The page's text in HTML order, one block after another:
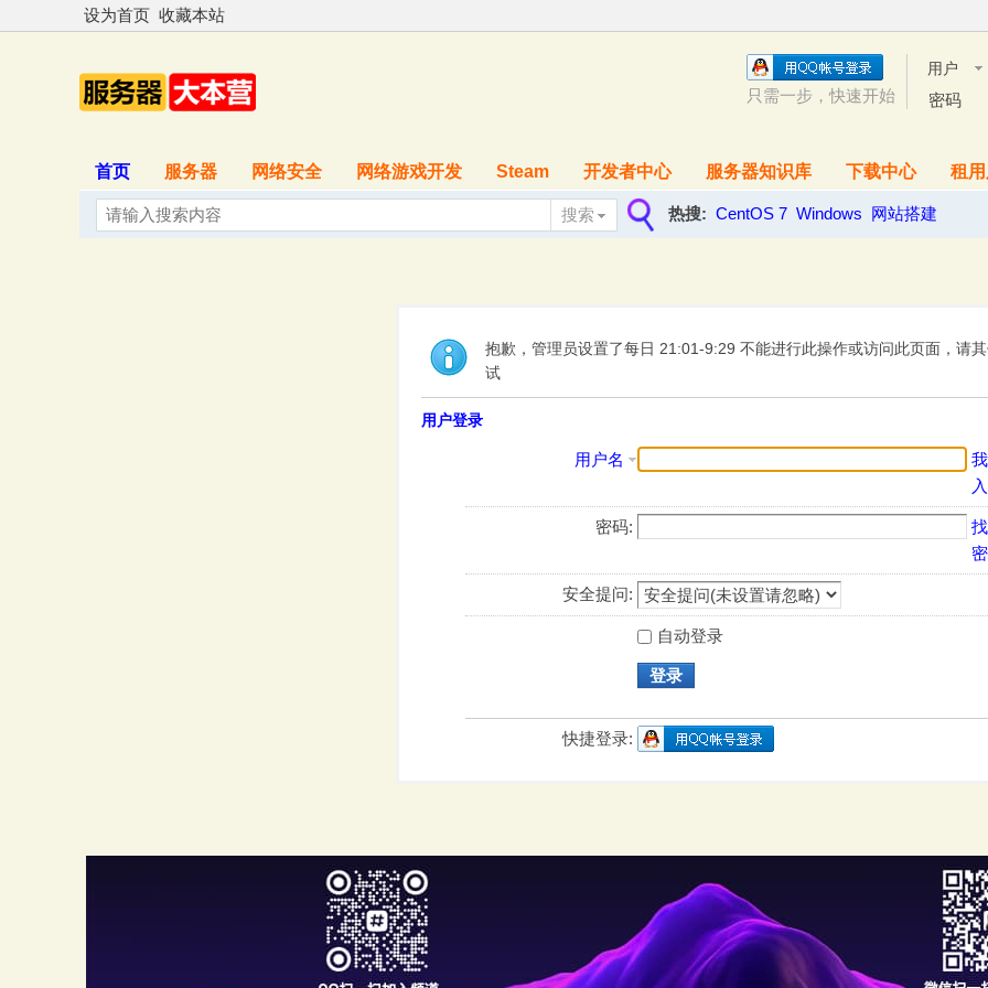
设为首页 收藏本站
用户
名
密码
只需一步，快速开始
首页 服务器 网络安全 网络游戏开发 Steam 开发者中心 服务器知识库 下载中心 租
搜索
索
热搜: CentOS 7 Windows 网站搭建
抱歉，管理员设置了每日 21:01-9:29 不能进行此操作或访问此页面，请
试
用户登录
用户名
密码:
安全提问:
自动登录
登录
快捷登录: